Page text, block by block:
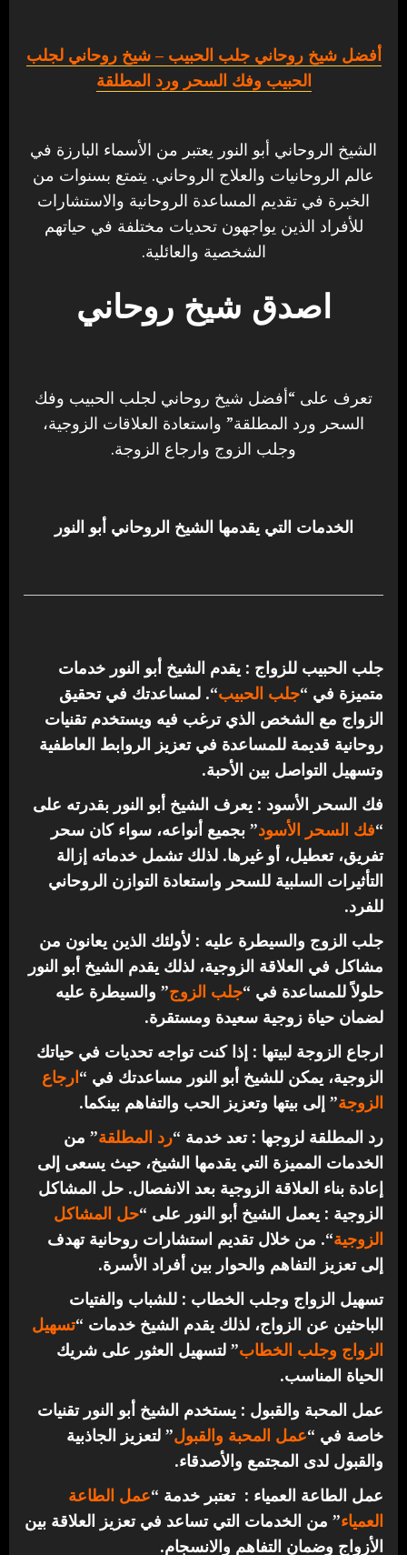
أفضل شيخ روحاني جلب الحبيب – شيخ روحاني لجلب
الحبيب وفك السحر ورد المطلقة
الشيخ الروحاني أبو النور يعتبر من الأسماء البارزة في
عالم الروحانيات والعلاج الروحاني. يتمتع بسنوات من
الخبرة في تقديم المساعدة الروحانية والاستشارات
للأفراد الذين يواجهون تحديات مختلفة في حياتهم
الشخصية والعائلية.
اصدق شيخ روحاني
تعرف على “أفضل شيخ روحاني لجلب الحبيب وفك
السحر ورد المطلقة” واستعادة العلاقات الزوجية،
وجلب الزوج وارجاع الزوجة.
الخدمات التي يقدمها الشيخ الروحاني أبو النور
جلب الحبيب للزواج : يقدم الشيخ أبو النور خدمات
متميزة في “جلب الحبيب“. لمساعدتك في تحقيق
الزواج مع الشخص الذي ترغب فيه ويستخدم تقنيات
روحانية قديمة للمساعدة في تعزيز الروابط العاطفية
وتسهيل التواصل بين الأحبة.
فك السحر الأسود : يعرف الشيخ أبو النور بقدرته على
“فك السحر الأسود” بجميع أنواعه، سواء كان سحر
تفريق، تعطيل، أو غيرها. لذلك تشمل خدماته إزالة
التأثيرات السلبية للسحر واستعادة التوازن الروحاني
للفرد.
جلب الزوج والسيطرة عليه : لأولئك الذين يعانون من
مشاكل في العلاقة الزوجية، لذلك يقدم الشيخ أبو النور
حلولاً للمساعدة في “جلب الزوج” والسيطرة عليه
لضمان حياة زوجية سعيدة ومستقرة.
ارجاع الزوجة لبيتها : إذا كنت تواجه تحديات في حياتك
الزوجية، يمكن للشيخ أبو النور مساعدتك في “ارجاع
الزوجة” إلى بيتها وتعزيز الحب والتفاهم بينكما.
رد المطلقة لزوجها : تعد خدمة “رد المطلقة” من
الخدمات المميزة التي يقدمها الشيخ، حيث يسعى إلى
إعادة بناء العلاقة الزوجية بعد الانفصال. حل المشاكل
الزوجية : يعمل الشيخ أبو النور على “حل المشاكل
الزوجية“. من خلال تقديم استشارات روحانية تهدف
إلى تعزيز التفاهم والحوار بين أفراد الأسرة.
تسهيل الزواج وجلب الخطاب : للشباب والفتيات
الباحثين عن الزواج، لذلك يقدم الشيخ خدمات “تسهيل
الزواج وجلب الخطاب” لتسهيل العثور على شريك
الحياة المناسب.
عمل المحبة والقبول : يستخدم الشيخ أبو النور تقنيات
خاصة في “عمل المحبة والقبول” لتعزيز الجاذبية
والقبول لدى المجتمع والأصدقاء.
عمل الطاعة العمياء : تعتبر خدمة “عمل الطاعة
العمياء” من الخدمات التي تساعد في تعزيز العلاقة بين
الأزواج وضمان التفاهم والانسجام.